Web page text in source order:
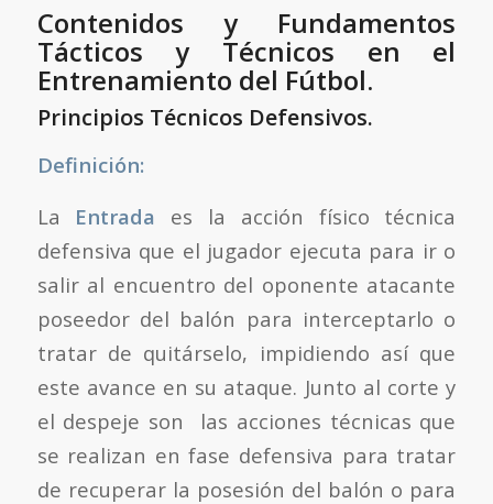
Contenidos y Fundamentos
Tácticos y Técnicos en el
Entrenamiento del Fútbol.
Principios Técnicos Defensivos.
Definición:
La Entrada es la acción físico técnica
defensiva que el jugador ejecuta para ir o
salir al encuentro del oponente atacante
poseedor del balón para interceptarlo o
tratar de quitárselo, impidiendo así que
este avance en su ataque. Junto al corte y
el despeje son las acciones técnicas que
se realizan en fase defensiva para tratar
de recuperar la posesión del balón o para